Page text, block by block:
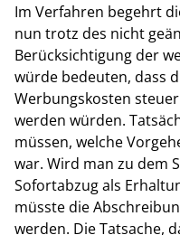
Im Verfahren begehrt
nun trotz des nicht
Berücksichtigung der
würde bedeuten, dass
Werbungskosten
werden würden.
müssen, welche
war. Wird man zu dem
Sofortabzug als
müsste die
werden. Die Tatsache,